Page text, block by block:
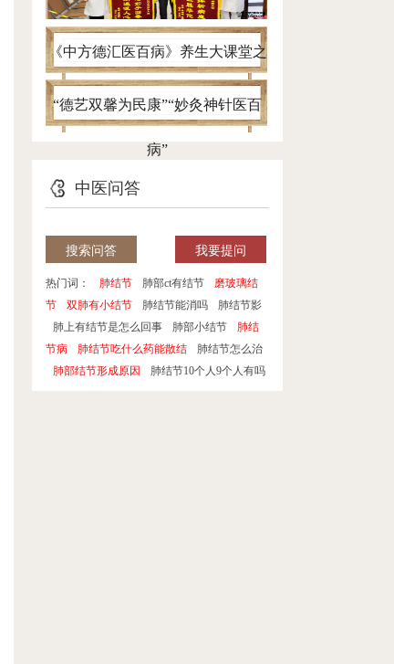
《中方德汇医百病》养生大课堂之
带您认清腰椎间盘突出真面目
“德艺双馨为民康”“妙灸神针医百
病”
中医问答
热门词： 肺结节 肺部ct有结节
磨玻璃结
节
双肺有小结节 肺结节能消吗
肺结节影
肺上有结节是怎么回事
肺部小结节
肺结
节病
肺结节吃什么药能散结
肺结节怎么治
肺部结节形成原因
肺结节10个人9个人有吗